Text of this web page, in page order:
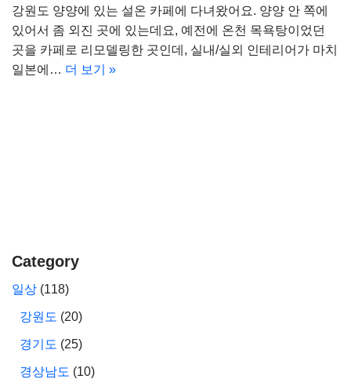
강원도 양양에 있는 설온 카페에 다녀왔어요. 양양 안 쪽에
있어서 좀 외진 곳에 있는데요, 예전에 온천 목욕탕이었던
곳을 카페로 리모델링한 곳인데, 실내/실외 인테리어가 마치
일본에… 더 보기 »
Category
일상 (118)
강원도 (20)
경기도 (25)
경상남도 (10)